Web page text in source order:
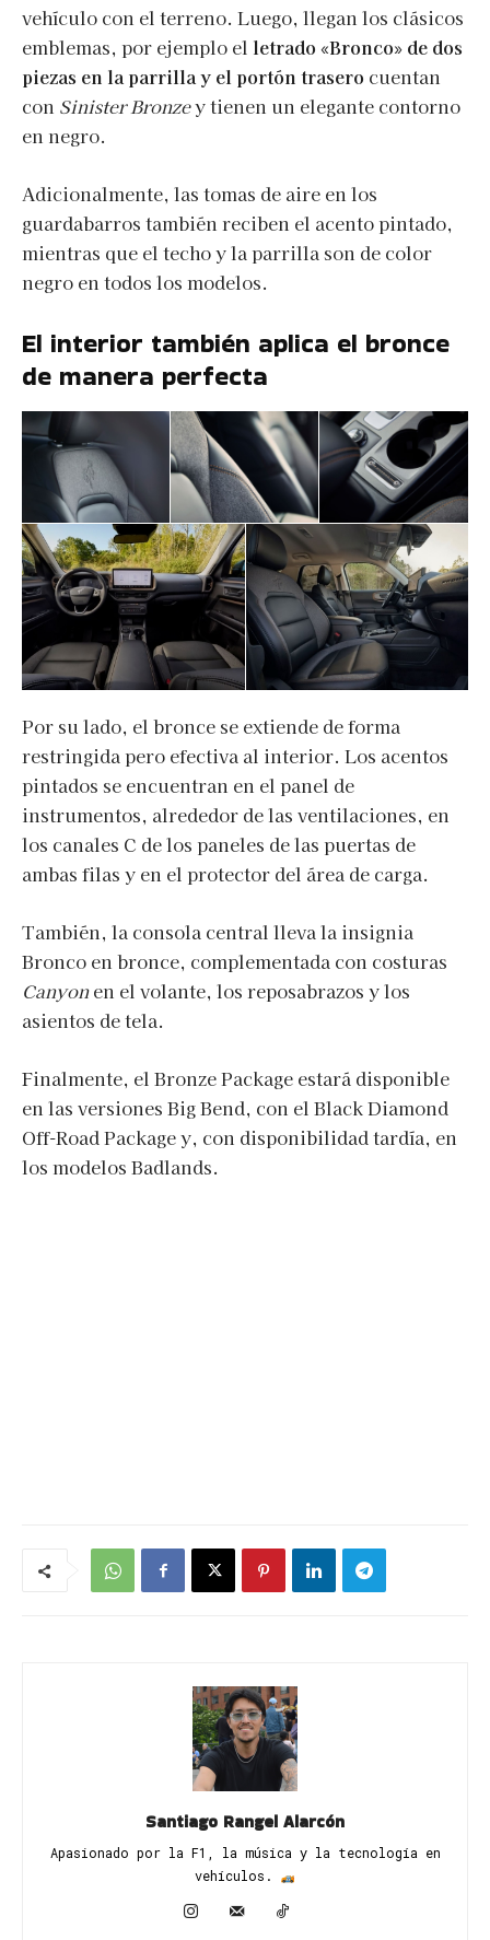
vehículo con el terreno. Luego, llegan los clásicos
emblemas, por ejemplo el letrado «Bronco» de dos
piezas en la parrilla y el portón trasero cuentan
con Sinister Bronzey tienen un elegante contorno
en negro.
Adicionalmente, las tomas de aire en los
guardabarros también reciben el acento pintado,
mientras que el techo y la parrilla son de color
negro en todos los modelos.
El interior también aplica el bronce
de manera perfecta
Por su lado, el bronce se extiende de forma
restringida pero efectiva al interior. Los acentos
pintados se encuentran en el panel de
instrumentos, alrededor de las ventilaciones, en
los canales C de los paneles de las puertas de
ambas filas y en el protector del área de carga.
También, la consola central lleva la insignia
Bronco en bronce, complementada con costuras
Canyonen el volante, los reposabrazos y los
asientos de tela.
Finalmente, el Bronze Package estará disponible
en las versiones Big Bend, con el Black Diamond
Off-Road Package y, con disponibilidad tardía, en
los modelos Badlands.
Santiago Rangel Alarcón
Apasionado por la F1, la música y la tecnología en
vehículos. ​